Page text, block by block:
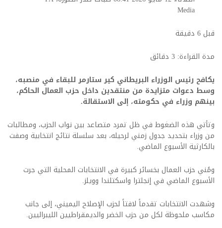
Media
قبل 6 دقيقة
مدة القراءة: 3 دقائق
يكافح رئيس الوزراء البريطاني كير ستارمر للبقاء في منصبه،
وسط دعوات متزايدة من منتقدين داخل حزب العمال الحاكم،
بينهم وزراء في حكومته، إلى الاستقالة.
وتأتي هذه الضغوط في ظل تمرد متصاعد بين نواب الحزب، ومطالبات
من وزراء بتحديد جدول زمني لرحيله، بعد سلسلة نتائج انتخابية وصفت
بالكارثية الأسبوع الماضي.
ومُني حزب العمال بخسائر كبيرة في الانتخابات المحلية التي جرت
الأسبوع الماضي في إنجلترا واسكتلندا وويلز.
وشهدت الانتخابات تقدماً لافتاً لحزب الإصلاح اليميني، إلى جانب
مكاسب ملحوظة لكل من حزب الخضر والديمقراطيين الليبراليين.